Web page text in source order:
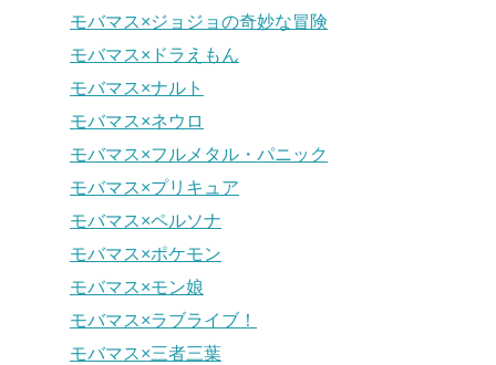
モバマス×ジョジョの奇妙な冒険
モバマス×ドラえもん
モバマス×ナルト
モバマス×ネウロ
モバマス×フルメタル・パニック
モバマス×プリキュア
モバマス×ペルソナ
モバマス×ポケモン
モバマス×モン娘
モバマス×ラブライブ！
モバマス×三者三葉